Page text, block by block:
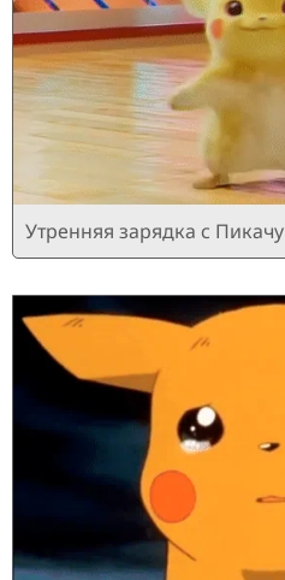
Утренняя зарядка с Пикачу